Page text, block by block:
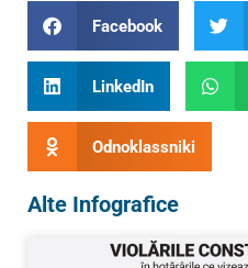
Facebook
LinkedIn
Odnoklassniki
Alte Infografice